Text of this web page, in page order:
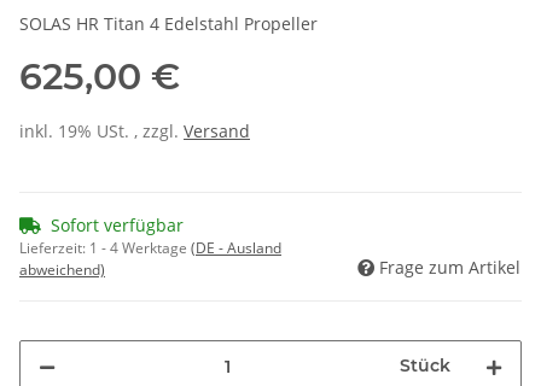
SOLAS HR Titan 4 Edelstahl Propeller
625,00 €
inkl. 19% USt. , zzgl. Versand
Sofort verfügbar
Lieferzeit: 1 - 4 Werktage (DE - Ausland
abweichend)
Frage zum Artikel
Stück